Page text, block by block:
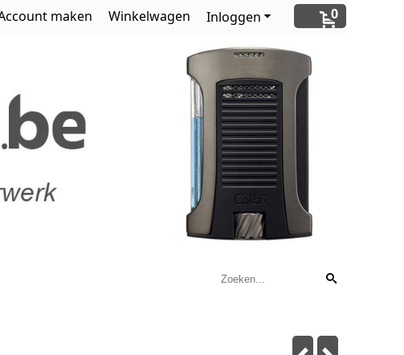
0
Inloggen
maken Winkelwagen